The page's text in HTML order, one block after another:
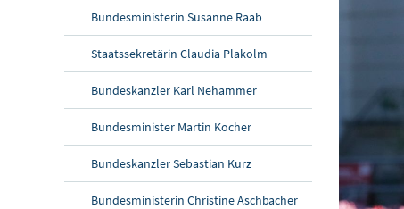
Bundesministerin Susanne Raab
Staatssekretärin Claudia Plakolm
Bundeskanzler Karl Nehammer
Bundesminister Martin Kocher
Bundeskanzler Sebastian Kurz
Bundesministerin Christine Aschbacher